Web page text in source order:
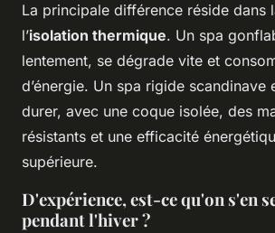
La principale différence réside dans
l’isolation thermique. Un spa
lentement, se dégrade vite et
d’énergie. Un spa rigide scandinave
durer, avec une coque isolée, des
résistants et une efficacité
supérieure.
D'expérience, est-ce qu'on s'en
pendant l'hiver ?